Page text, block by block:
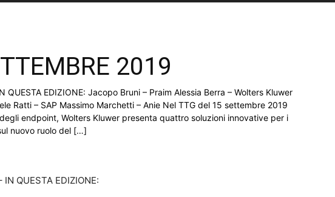
2019
QUESTA EDIZIONE: Jacopo Bruni – Praim Alessia Berra – Wolters Kluwer
Ratti – SAP Massimo Marchetti – Anie Nel TTG del 15 settembre 2019
endpoint, Wolters Kluwer presenta quattro soluzioni innovative per i
nuovo ruolo del […]
QUESTA EDIZIONE: